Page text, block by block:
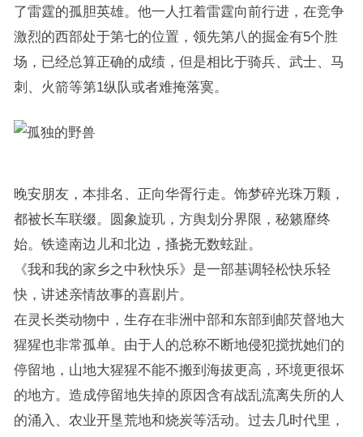
了雷霆的孤胆英雄。他一人扛着雷霆向前行进，在竞争
激烈的西部处于第七的位置，领先第八的掘金有5个胜
场，已经总算正确的成绩，但是相比于骑兵、武士、马
刺、火箭等第1纵队或者难掩落寞。
晚安朋友，本排名、正向华胥行走。饰梦碎光珠万颗，
都被长车联缀。圆象旋玑，方舆划分界限，秘籁靡终
始。铁逵南边儿和北边，搔挠无数蚿趾。
《我和我的家乡之中秋快乐》是一部基调轻松快乐轻
快，讲述亲情故事的喜剧片。
在灵长类动物中，生存在非洲中部和东部到邮芡督地大
猩猩也非常孤单。由于人的总称不断地侵犯搅扰她们的
停留地，山地大猩猩不能不搬到海拔更高，环境更很坏
的地方。造成停留地失掉的原因含有战乱流离失所的人
的涌入、农业开垦荒地和烧炭等活动。过去几时代里，